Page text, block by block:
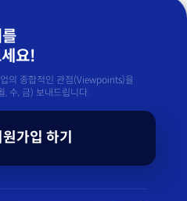
요!
의 종합적인 관점(Viewpoints)을
수, 금) 보내드립니다.
가입 하기